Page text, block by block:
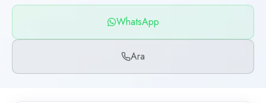
10 Eylül 2026
WhatsApp, Telefon
İlan açıklaması
WhatsApp
Ara